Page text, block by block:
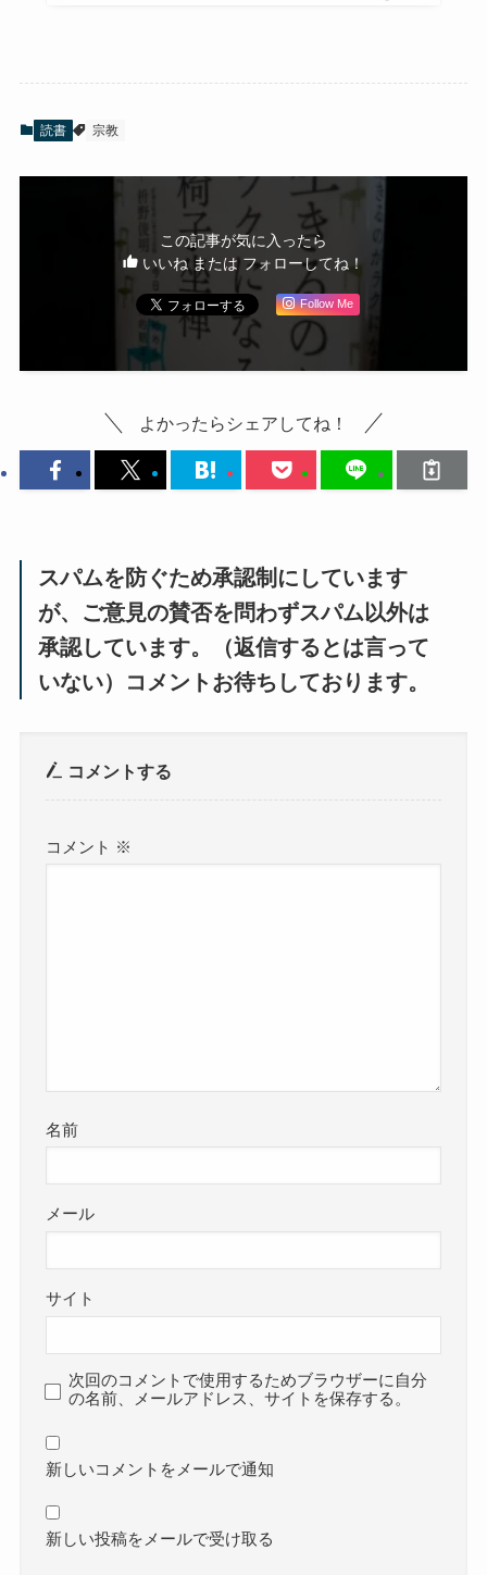
読書 宗教
この記事が気に入ったら
いいね または フォローしてね！
Follow Me
よかったらシェアしてね！
スパムを防ぐため承認制にしています
が、ご意見の賛否を問わずスパム以外は
承認しています。（返信するとは言って
いない）コメントお待ちしております。
コメントする
コメント ※
名前
メール
サイト
次回のコメントで使用するためブラウザーに自分
の名前、メールアドレス、サイトを保存する。
新しいコメントをメールで通知
新しい投稿をメールで受け取る